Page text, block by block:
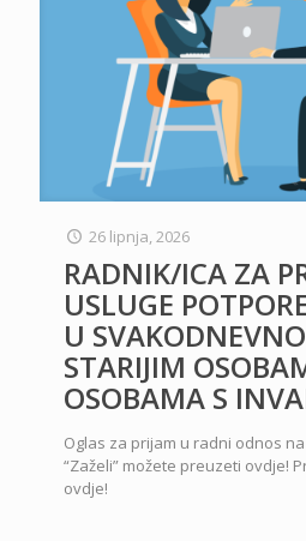
26 lipnja, 2026
RADNIK/ICA ZA
USLUGE
U
STARIJIM
OSOBAMA S
Oglas za prijam u radni odnos
“Zaželi” možete preuzeti ovdje!
ovdje!